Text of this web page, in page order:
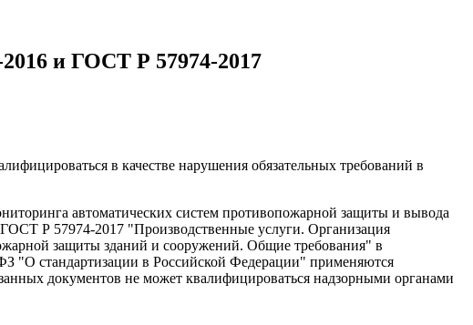
и ГОСТ Р 57974-2017
в качестве нарушения обязательных требований в
автоматических систем противопожарной защиты и вывода
Р 57974-2017 "Производственные услуги. Организация
защиты зданий и сооружений. Общие требования" в
"О стандартизации в Российской Федерации" применяются
документов не может квалифицироваться надзорными органами